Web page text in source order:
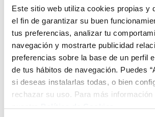
Este sitio web utiliza cookies propias y
el fin de garantizar su buen
tus preferencias, analizar tu
navegación y mostrarte publicidad
preferencias sobre la base de un perfil
de tus hábitos de navegación. Puedes
si deseas instalarlas todas, o bien
rechazar su uso. Para más información
nuestraPolítica de Cookies.
Bombó Magnum Frac
Collection
Sin gluten
4,99 € Caixa 3u 270ml
Añadir
Bombó
Pêche
4,99 €